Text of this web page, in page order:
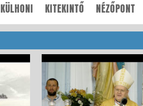
KÜLHONI KITEKINTŐ NÉZŐPONT